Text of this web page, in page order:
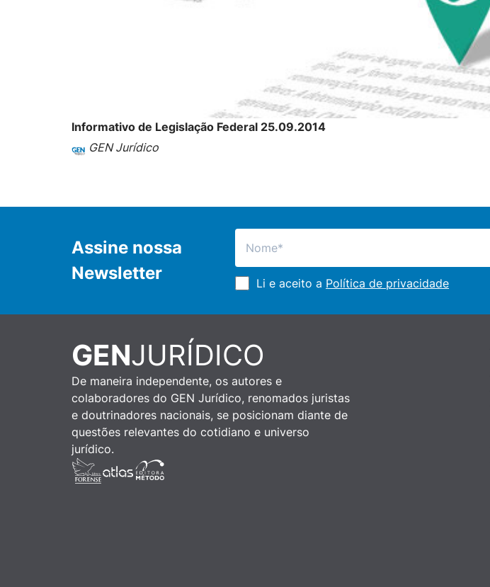
Informativo de Legislação Federal 25.09.2014
GEN Jurídico
Assine nossa
Newsletter
Li e aceito a Política de privacidade
GENJURÍDICO
De maneira independente, os autores e
colaboradores do GEN Jurídico, renomados juristas
e doutrinadores nacionais, se posicionam diante de
questões relevantes do cotidiano e universo
jurídico.